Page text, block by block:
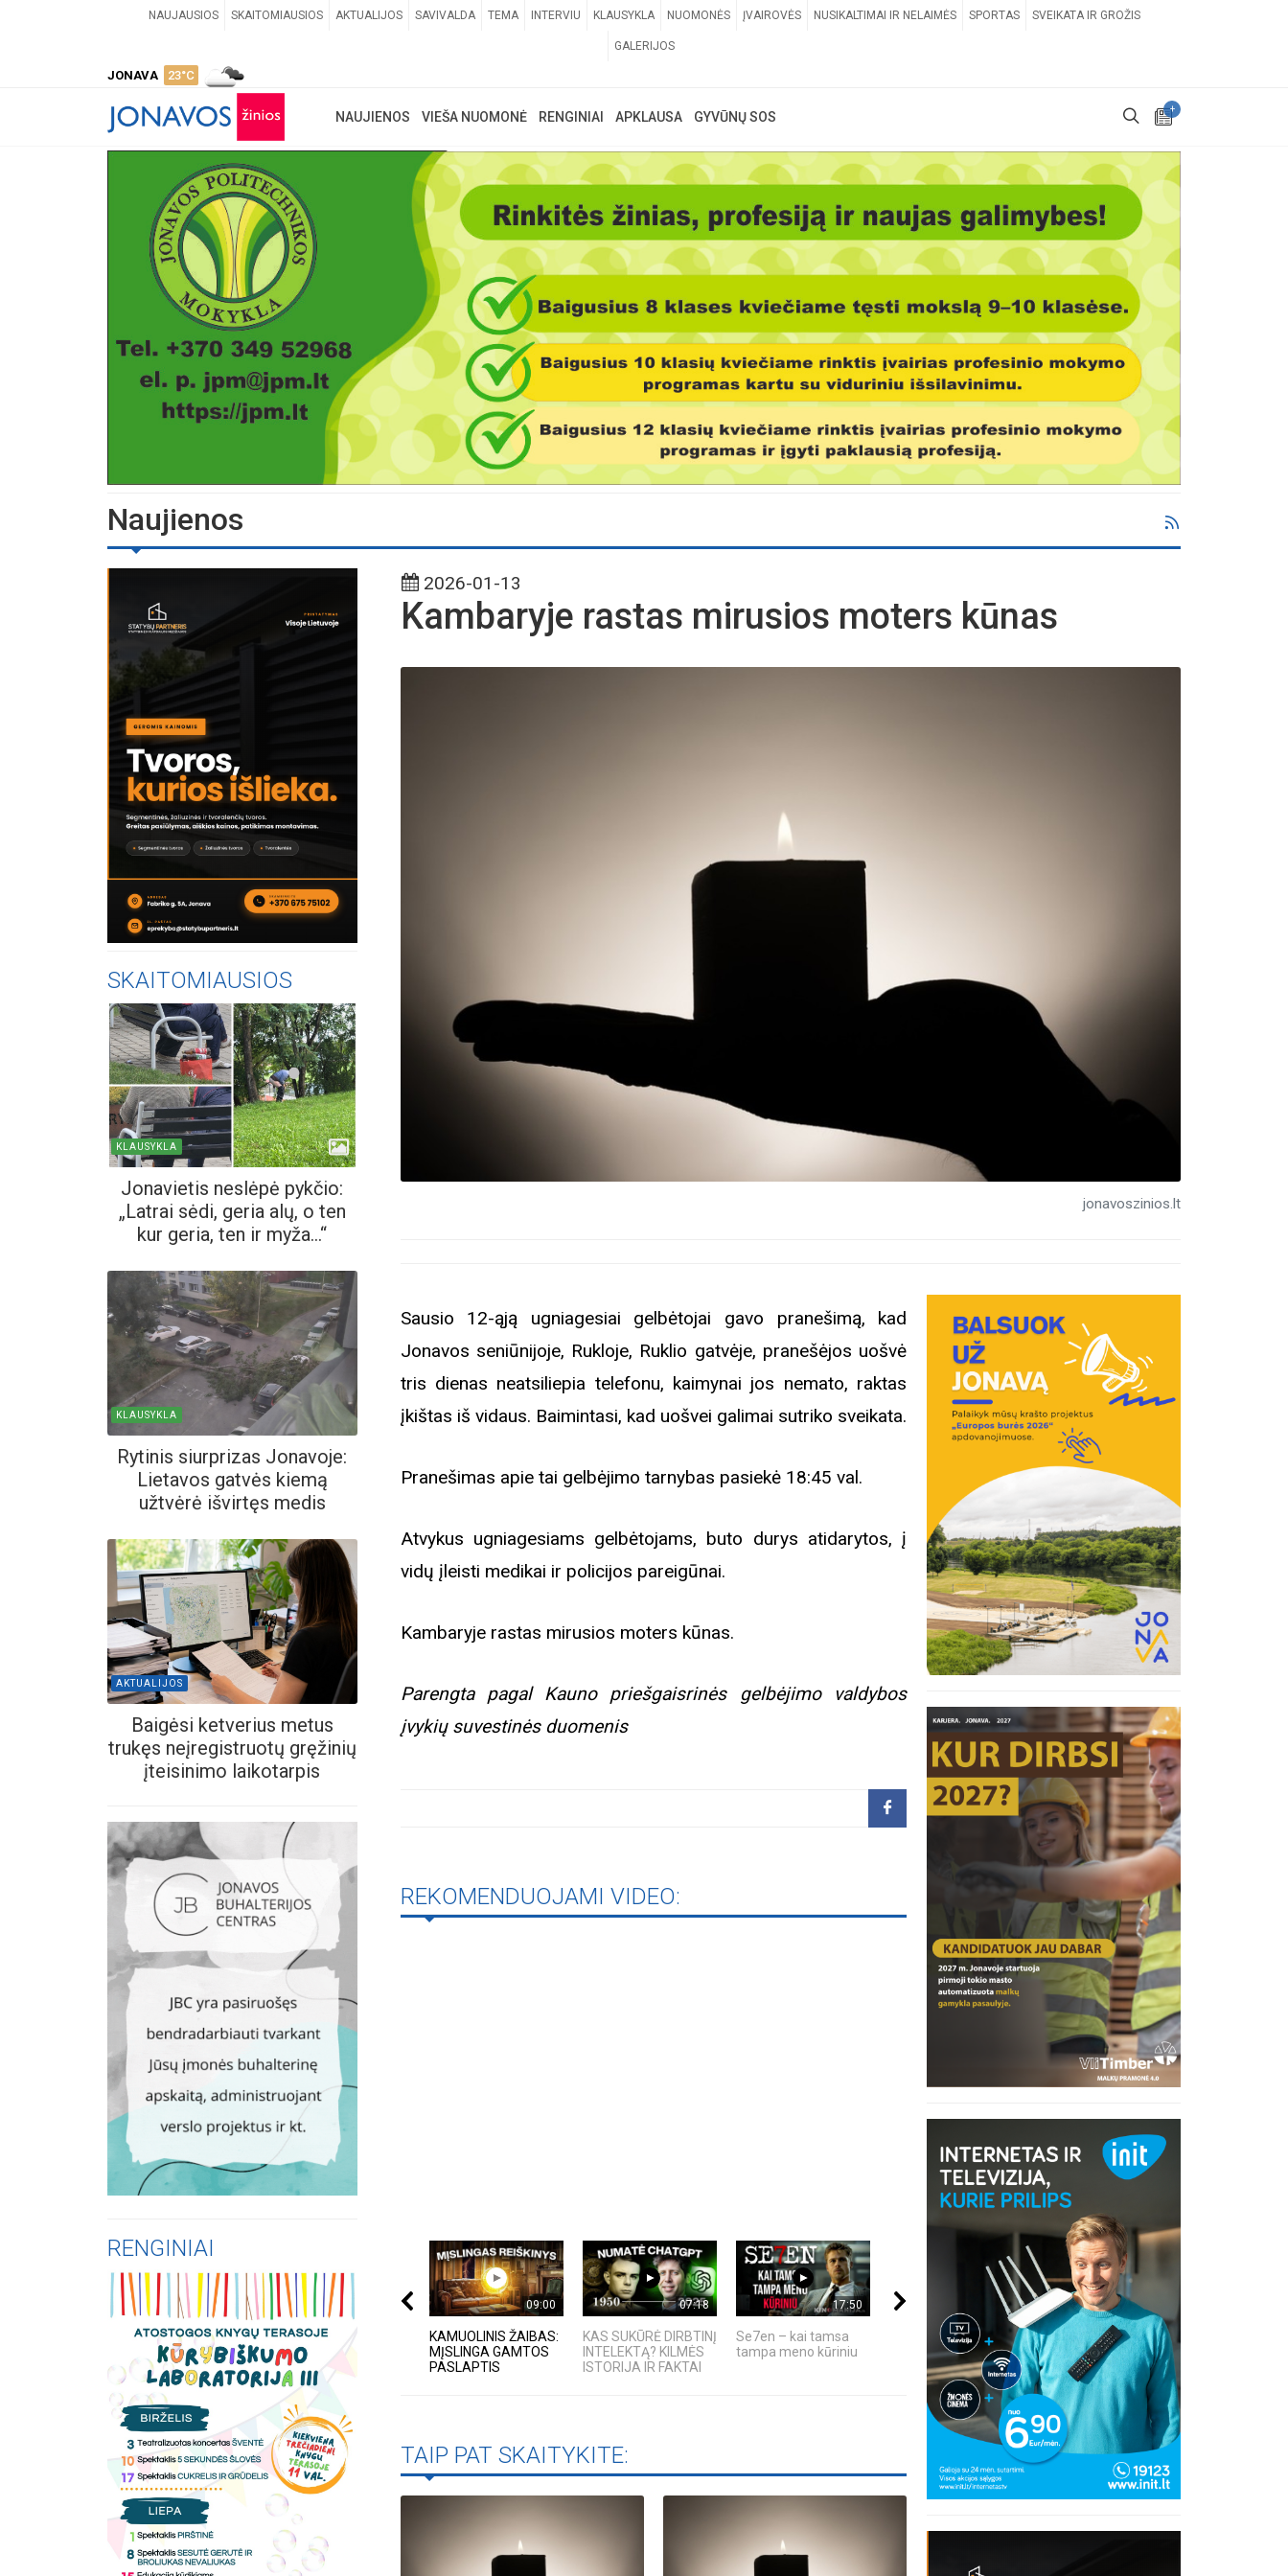
NAUJAUSIOS SKAITOMIAUSIOS AKTUALIJOS SAVIVALDA TEMA INTERVIU KLAUSYKLA NUOMONĖS ĮVAIROVĖS NUSIKALTIMAI IR NELAIMĖS SPORTAS SVEIKATA IR GROŽIS
GALERIJOS
JONAVA 23°C
+
NAUJIENOS VIEŠA NUOMONĖ RENGINIAI APKLAUSA GYVŪNŲ SOS
Naujienos
SKAITOMIAUSIOS
KLAUSYKLA
Jonavietis neslėpė pykčio:
„Latrai sėdi, geria alų, o ten
kur geria, ten ir myža...“
KLAUSYKLA
Rytinis siurprizas Jonavoje:
Lietavos gatvės kiemą
užtvėrė išvirtęs medis
AKTUALIJOS
Baigėsi ketverius metus
trukęs neįregistruotų gręžinių
įteisinimo laikotarpis
RENGINIAI
Biblioteka kviečia į renginius
2026-01-13
Kambaryje rastas mirusios moters kūnas
jonavoszinios.lt
Sausio 12-ąją ugniagesiai gelbėtojai gavo pranešimą, kad
Jonavos seniūnijoje, Rukloje, Ruklio gatvėje, pranešėjos uošvė
tris dienas neatsiliepia telefonu, kaimynai jos nemato, raktas
įkištas iš vidaus. Baimintasi, kad uošvei galimai sutriko sveikata.
Pranešimas apie tai gelbėjimo tarnybas pasiekė 18:45 val.
Atvykus ugniagesiams gelbėtojams, buto durys atidarytos, į
vidų įleisti medikai ir policijos pareigūnai.
Kambaryje rastas mirusios moters kūnas.
Parengta pagal Kauno priešgaisrinės gelbėjimo valdybos
įvykių suvestinės duomenis
REKOMENDUOJAMI VIDEO:
09:00
KAMUOLINIS ŽAIBAS:
MĮSLINGA GAMTOS
PASLAPTIS
07:18
KAS SUKŪRĖ DIRBTINĮ
INTELEKTĄ? KILMĖS
ISTORIJA IR FAKTAI
17:50
Se7en – kai tamsa
tampa meno kūriniu
00:25
Jonavos rajono
miškuose pastebėta
meška
06:20
KAIP KINIJA TAPO
„PASAULIO FABRIKU“:
NUTYLĖTA ISTORIJA
TAIP PAT SKAITYKITE: